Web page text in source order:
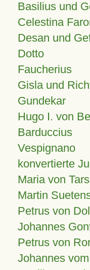
Basilius und
Celestina
Desan und
Dotto
Faucherius
Gisla und
Gundekar
Hugo I. von
Vespignano
konvertierte
Maria von
Martin
Petrus von
Johannes
Petrus von
Johannes